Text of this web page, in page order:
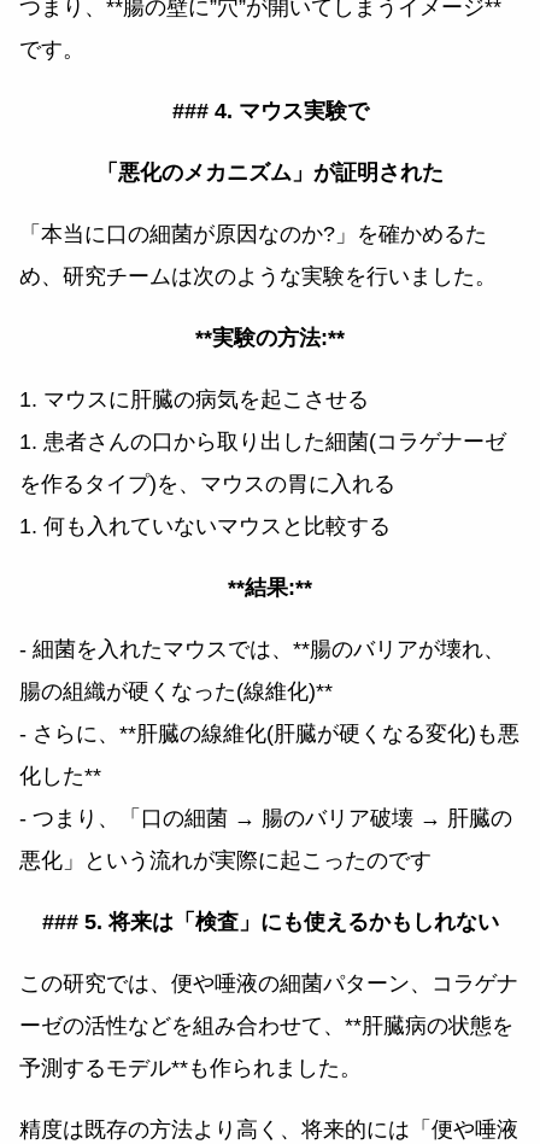
つまり、**腸の壁に”穴”が開いてしまうイメージ**
です。
### 4. マウス実験で
「悪化のメカニズム」が証明された
「本当に口の細菌が原因なのか?」を確かめるた
め、研究チームは次のような実験を行いました。
**実験の方法:**
1. マウスに肝臓の病気を起こさせる
1. 患者さんの口から取り出した細菌(コラゲナーゼ
を作るタイプ)を、マウスの胃に入れる
1. 何も入れていないマウスと比較する
**結果:**
- 細菌を入れたマウスでは、**腸のバリアが壊れ、
腸の組織が硬くなった(線維化)**
- さらに、**肝臓の線維化(肝臓が硬くなる変化)も悪
化した**
- つまり、「口の細菌 → 腸のバリア破壊 → 肝臓の
悪化」という流れが実際に起こったのです
### 5. 将来は「検査」にも使えるかもしれない
この研究では、便や唾液の細菌パターン、コラゲナ
ーゼの活性などを組み合わせて、**肝臓病の状態を
予測するモデル**も作られました。
精度は既存の方法より高く、将来的には「便や唾液